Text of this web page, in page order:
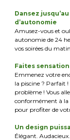
Dansez
d’autonomie
Amusez-vous et
autonomie de 24
vos soirées du
Faites
Emmenez votre
la piscine ? Parfait
problème ! Vous
conformément à la
pour profiter de
Un design
Élégant.